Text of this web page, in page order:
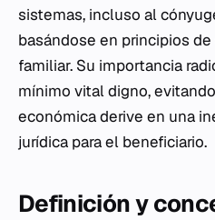
sistemas, incluso al
basándose en principios
familiar. Su importancia
mínimo vital digno,
económica derive en una
jurídica para el beneficiario.
Definición y